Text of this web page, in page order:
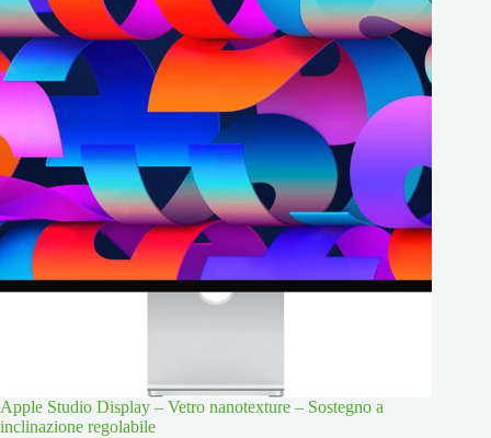
Apple Studio Display – Vetro nanotexture – Sostegno a
inclinazione regolabile